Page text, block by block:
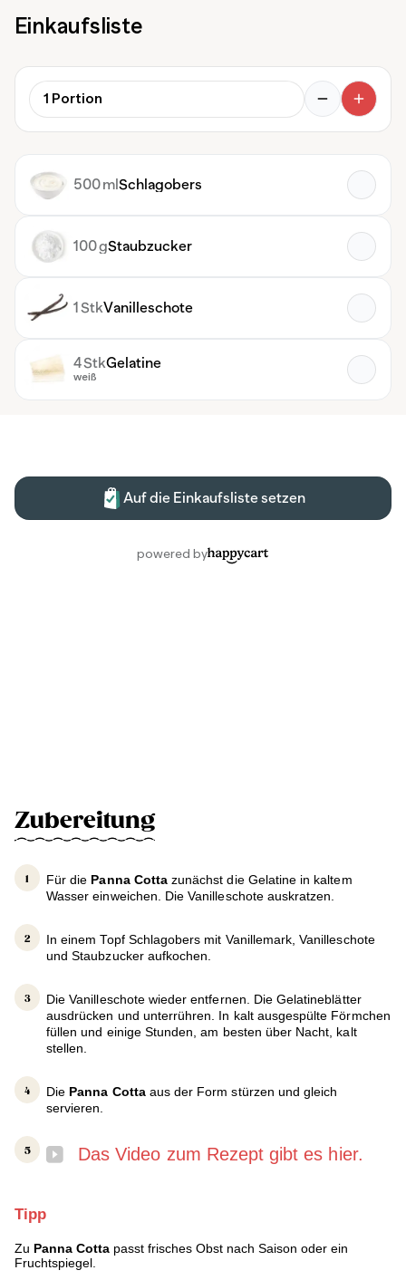
Zubereitung
Für die Panna Cottazunächst die Gelatine in kaltem
Wasser einweichen. Die Vanilleschote auskratzen.
In einem Topf Schlagobers mit Vanillemark, Vanilleschote
und Staubzucker aufkochen.
Die Vanilleschote wieder entfernen. Die Gelatineblätter
ausdrücken und unterrühren. In kalt ausgespülte Förmchen
füllen und einige Stunden, am besten über Nacht, kalt
stellen.
Die Panna Cottaaus der Form stürzen und gleich
servieren.
Das Video zum Rezept gibt es hier.
Tipp
Zu Panna Cotta passt frisches Obst nach Saison oder ein
Fruchtspiegel.